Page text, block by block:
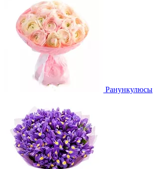
Ранункулюсы